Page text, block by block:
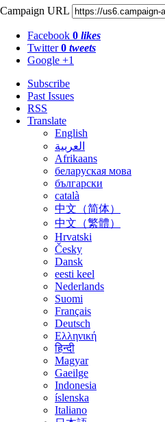
Campaign URL
Facebook 0 likes
Twitter0 tweets
Google +1
Subscribe
Past Issues
RSS
Translate
English
العربية
Afrikaans
беларуская мова
български
català
中文（简体）
中文（繁體）
Hrvatski
Česky
Dansk
eesti keel
Nederlands
Suomi
Français
Deutsch
Ελληνική
हिन्दी
Magyar
Gaeilge
Indonesia
íslenska
Italiano